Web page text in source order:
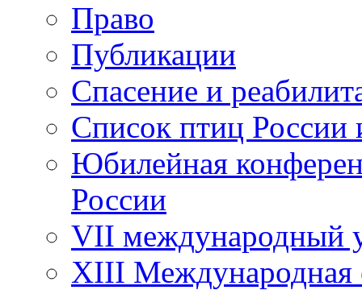
Право
Публикации
Спасение и
Список птиц России
Юбилейная
России
VII международный
XIII Международная